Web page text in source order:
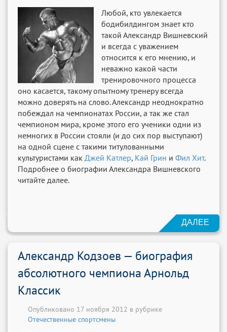
Любой, кто увлекается
бодибилдингом знает кто
такой Александр Вишневский
и всегда с уважением
относится к его мнению, и
неважно какой части
тренировочного процесса
оно касается, такому опытному тренеру всегда
можно доверять на слово. Александр неоднократно
побеждал на чемпионатах России, а так же стал
чемпионом мира, кроме этого его ученики одни из
немногих в России стояли (и до сих пор выступают)
на одной сцене с такими титулованными
культуристами как Джей Катлер, Кай Грин и Фил Хит.
Подробнее о биографии Александра Вишневского
читайте далее.
ДАЛЕЕ
Александр Кодзоев — биография
абсолютного чемпиона Арнольд
Классик
Опубликовано 17 ноября 2012 в рубрике
Отечественные спортсмены